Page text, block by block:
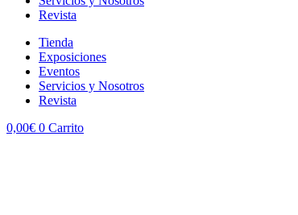
Revista
Tienda
Exposiciones
Eventos
Servicios y Nosotros
Revista
0,00€ 0 Carrito